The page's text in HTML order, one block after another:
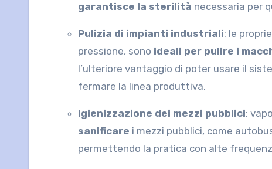
garantisce la sterilità necessaria per
Pulizia di impianti industriali: le
pressione, sono ideali per pulire i
l’ulteriore vantaggio di poter usare il
fermare la linea produttiva.
Igienizzazione dei mezzi pubblici:
sanificare i mezzi pubblici, come
permettendo la pratica con alte